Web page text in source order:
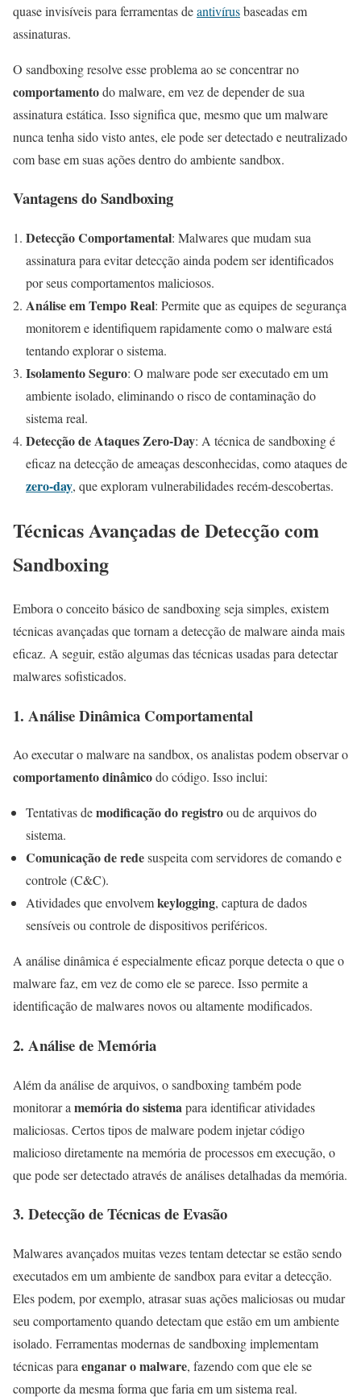
quase invisíveis para ferramentas deantivírusbaseadas em
assinaturas.
O sandboxing resolve esse problema ao se concentrar no
comportamentodo malware, em vez de depender de sua
assinatura estática. Isso significa que, mesmo que um malware
nunca tenha sido visto antes, ele pode ser detectado e neutralizado
com base em suas ações dentro do ambiente sandbox.
Vantagens do Sandboxing
Detecção Comportamental: Malwares que mudam sua
assinatura para evitar detecção ainda podem ser identificados
por seus comportamentos maliciosos.
Análise em Tempo Real: Permite que as equipes de segurança
monitorem e identifiquem rapidamente como o malware está
tentando explorar o sistema.
Isolamento Seguro: O malware pode ser executado em um
ambiente isolado, eliminando o risco de contaminação do
sistema real.
Detecção de Ataques Zero-Day: A técnica de sandboxing é
eficaz na detecção de ameaças desconhecidas, como ataques de
zero-day, que exploram vulnerabilidades recém-descobertas.
Técnicas Avançadas de Detecção com
Sandboxing
Embora o conceito básico de sandboxing seja simples, existem
técnicas avançadas que tornam a detecção de malware ainda mais
eficaz. A seguir, estão algumas das técnicas usadas para detectar
malwares sofisticados.
1. Análise Dinâmica Comportamental
Ao executar o malware na sandbox, os analistas podem observar o
comportamento dinâmicodo código. Isso inclui:
Tentativas demodificação do registroou de arquivos do
sistema.
Comunicação de redesuspeita com servidores de comando e
controle (C&C).
Atividades que envolvemkeylogging, captura de dados
sensíveis ou controle de dispositivos periféricos.
A análise dinâmica é especialmente eficaz porque detecta o que o
malware faz, em vez de como ele se parece. Isso permite a
identificação de malwares novos ou altamente modificados.
2. Análise de Memória
Além da análise de arquivos, o sandboxing também pode
monitorar a memória do sistemapara identificar atividades
maliciosas. Certos tipos de malware podem injetar código
malicioso diretamente na memória de processos em execução, o
que pode ser detectado através de análises detalhadas da memória.
3. Detecção de Técnicas de Evasão
Malwares avançados muitas vezes tentam detectar se estão sendo
executados em um ambiente de sandbox para evitar a detecção.
Eles podem, por exemplo, atrasar suas ações maliciosas ou mudar
seu comportamento quando detectam que estão em um ambiente
isolado. Ferramentas modernas de sandboxing implementam
técnicas para enganar o malware, fazendo com que ele se
comporte da mesma forma que faria em um sistema real.